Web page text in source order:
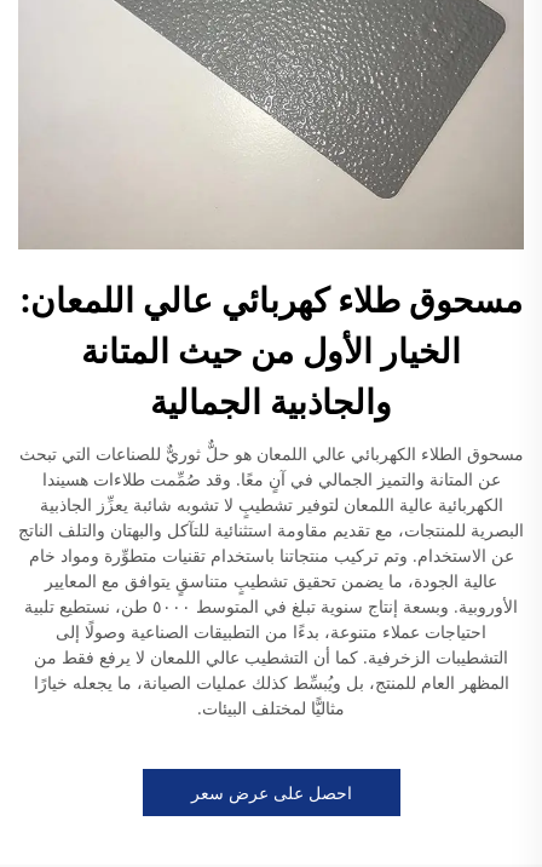
مسحوق طلاء كهربائي عالي اللمعان:
الخيار الأول من حيث المتانة
والجاذبية الجمالية
مسحوق الطلاء الكهربائي عالي اللمعان هو حلٌّ ثوريٌّ للصناعات التي تبحث
عن المتانة والتميز الجمالي في آنٍ معًا. وقد صُمِّمت طلاءات هسيندا
الكهربائية عالية اللمعان لتوفير تشطيبٍ لا تشوبه شائبة يعزِّز الجاذبية
البصرية للمنتجات، مع تقديم مقاومة استثنائية للتآكل والبهتان والتلف الناتج
عن الاستخدام. وتم تركيب منتجاتنا باستخدام تقنيات متطوِّرة ومواد خام
عالية الجودة، ما يضمن تحقيق تشطيبٍ متناسقٍ يتوافق مع المعايير
الأوروبية. وبسعة إنتاج سنوية تبلغ في المتوسط ٥٠٠٠ طن، نستطيع تلبية
احتياجات عملاء متنوعة، بدءًا من التطبيقات الصناعية وصولًا إلى
التشطيبات الزخرفية. كما أن التشطيب عالي اللمعان لا يرفع فقط من
المظهر العام للمنتج، بل ويُبسِّط كذلك عمليات الصيانة، ما يجعله خيارًا
مثاليًّا لمختلف البيئات.
احصل على عرض سعر